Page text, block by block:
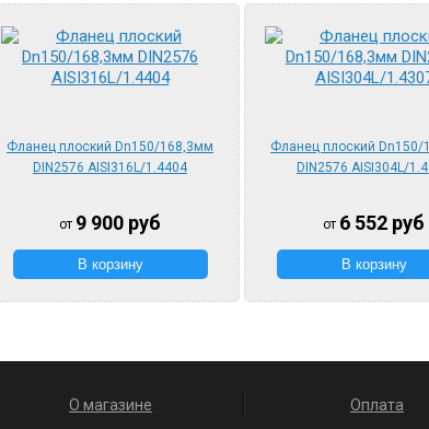
Фланец плоский Dn150/168,3мм
DIN2576 AISI316L/1.4404
от 9 900 руб
Фланец плоский Dn150/
DIN2576 AISI304L/
от 6 552 руб
О магазине Оплата